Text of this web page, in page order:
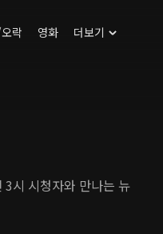
락 영화 더보기
시 시청자와 만나는 뉴